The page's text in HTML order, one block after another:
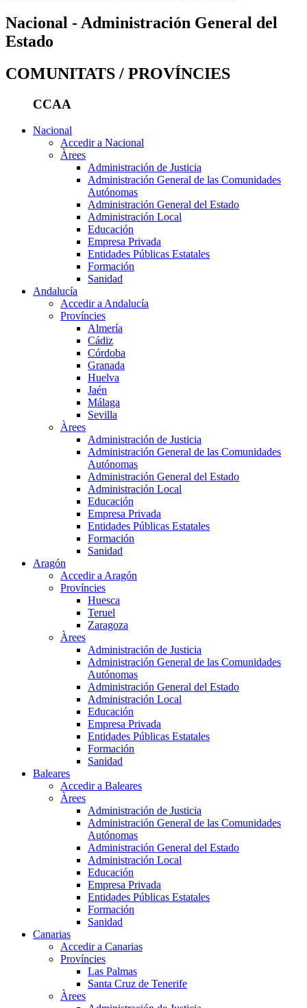
Nacional - Administración General del
Estado
COMUNITATS / PROVÍNCIES
CCAA
Nacional
Accedir a Nacional
Àrees
Administración de Justicia
Administración General de las Comunidades
Autónomas
Administración General del Estado
Administración Local
Educación
Empresa Privada
Entidades Públicas Estatales
Formación
Sanidad
Andalucía
Accedir a Andalucía
Províncies
Almería
Cádiz
Córdoba
Granada
Huelva
Jaén
Málaga
Sevilla
Àrees
Administración de Justicia
Administración General de las Comunidades
Autónomas
Administración General del Estado
Administración Local
Educación
Empresa Privada
Entidades Públicas Estatales
Formación
Sanidad
Aragón
Accedir a Aragón
Províncies
Huesca
Teruel
Zaragoza
Àrees
Administración de Justicia
Administración General de las Comunidades
Autónomas
Administración General del Estado
Administración Local
Educación
Empresa Privada
Entidades Públicas Estatales
Formación
Sanidad
Baleares
Accedir a Baleares
Àrees
Administración de Justicia
Administración General de las Comunidades
Autónomas
Administración General del Estado
Administración Local
Educación
Empresa Privada
Entidades Públicas Estatales
Formación
Sanidad
Canarias
Accedir a Canarias
Províncies
Las Palmas
Santa Cruz de Tenerife
Àrees